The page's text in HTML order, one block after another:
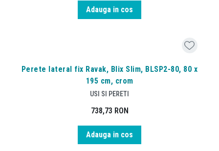
Adauga in cos
Perete lateral fix Ravak, Blix Slim, BLSP2-80, 80 x
195 cm, crom
USI SI PERETI
738,73 RON
Adauga in cos